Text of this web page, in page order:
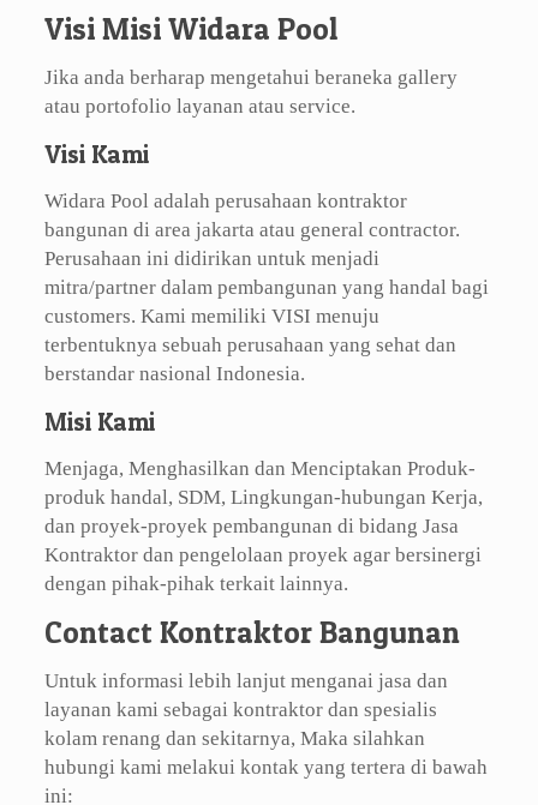
Visi Misi Widara Pool
Jika anda berharap mengetahui beraneka gallery
atau portofolio layanan atau service.
Visi Kami
Widara Pool adalah perusahaan kontraktor
bangunan di area jakarta atau general contractor.
Perusahaan ini didirikan untuk menjadi
mitra/partner dalam pembangunan yang handal bagi
customers. Kami memiliki VISI menuju
terbentuknya sebuah perusahaan yang sehat dan
berstandar nasional Indonesia.
Misi Kami
Menjaga, Menghasilkan dan Menciptakan Produk-
produk handal, SDM, Lingkungan-hubungan Kerja,
dan proyek-proyek pembangunan di bidang Jasa
Kontraktor dan pengelolaan proyek agar bersinergi
dengan pihak-pihak terkait lainnya.
Contact Kontraktor Bangunan
Untuk informasi lebih lanjut menganai jasa dan
layanan kami sebagai kontraktor dan spesialis
kolam renang dan sekitarnya, Maka silahkan
hubungi kami melakui kontak yang tertera di bawah
ini: